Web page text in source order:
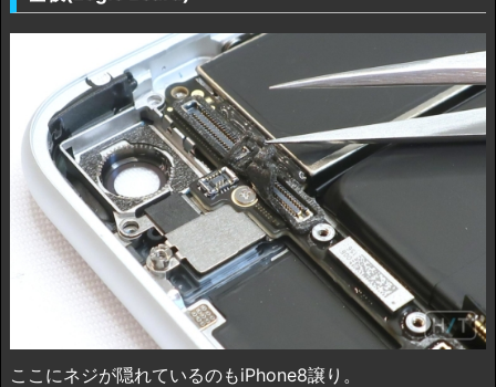
ここにネジが隠れているのもiPhone8譲り。